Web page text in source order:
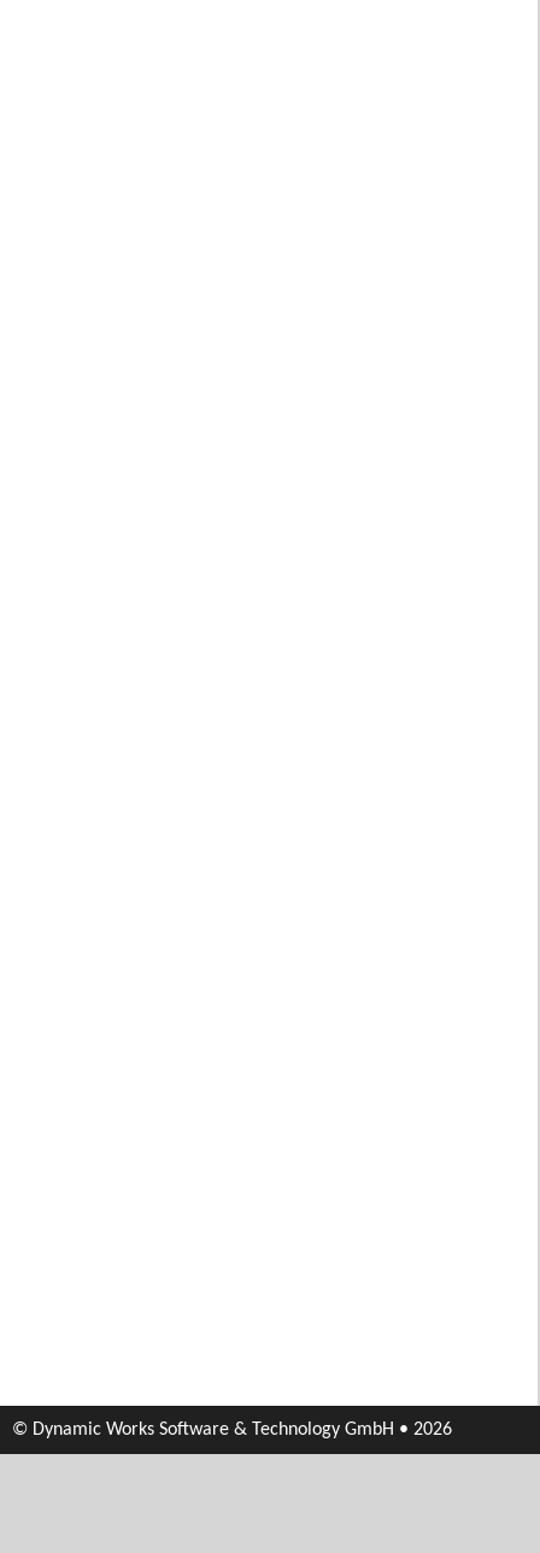
© Dynamic Works Software & Technology GmbH • 2026